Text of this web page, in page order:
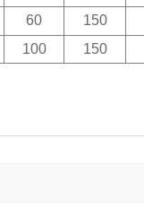
60 150
100 150